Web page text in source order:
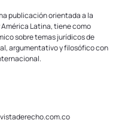
publicación orientada a la
Latina, tiene como
sobre temas jurídicos de
argumentativo y filosófico con